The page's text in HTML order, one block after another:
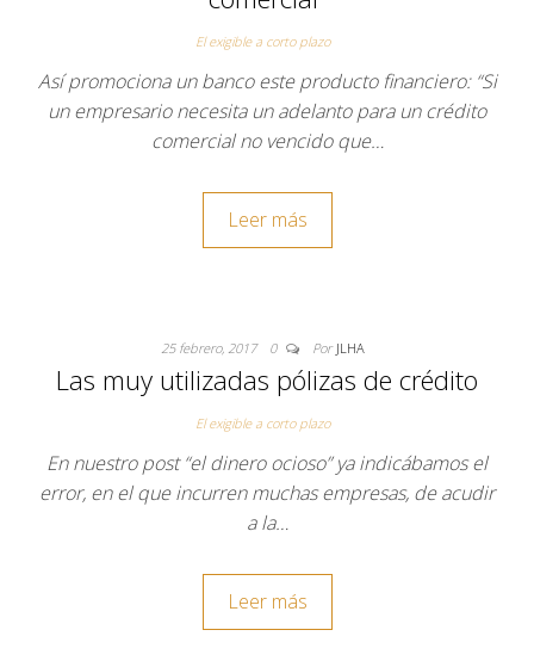
El exigible a corto plazo
Así promociona un banco este producto financiero: “Si
un empresario necesita un adelanto para un crédito
comercial no vencido que…
Leer más
25 febrero, 2017 0 Por JLHA
Las muy utilizadas pólizas de crédito
El exigible a corto plazo
En nuestro post “el dinero ocioso” ya indicábamos el
error, en el que incurren muchas empresas, de acudir
a la…
Leer más